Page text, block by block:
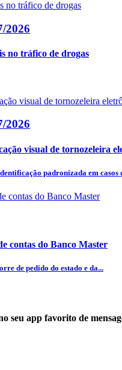
2026
no tráfico de drogas
2026
visual de tornozeleira
padronizada em casos
contas do Banco Master
de pedido do estado e da...
seu app favorito de